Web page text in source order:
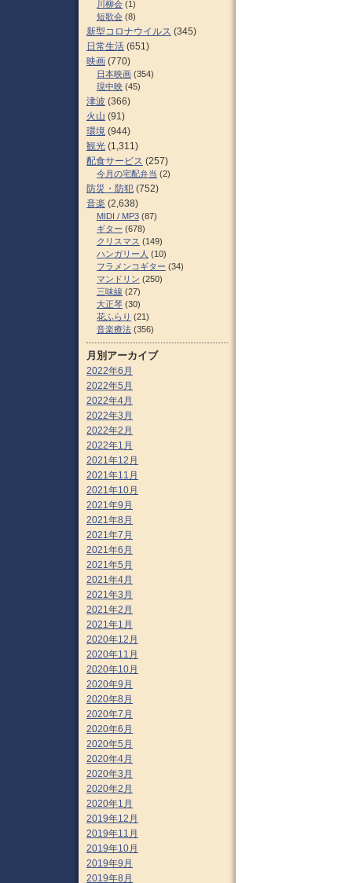
川柳会 (1)
短歌会 (8)
新型コロナウイルス (345)
日常生活 (651)
映画 (770)
日本映画 (354)
現中映 (45)
津波 (366)
火山 (91)
環境 (944)
観光 (1,311)
配食サービス (257)
今月の宅配弁当 (2)
防災・防犯 (752)
音楽 (2,638)
MIDI / MP3 (87)
ギター (678)
クリスマス (149)
ハンガリー人 (10)
フラメンコギター (34)
マンドリン (250)
三味線 (27)
大正琴 (30)
花ふらり (21)
音楽療法 (356)
月別アーカイブ
2022年6月
2022年5月
2022年4月
2022年3月
2022年2月
2022年1月
2021年12月
2021年11月
2021年10月
2021年9月
2021年8月
2021年7月
2021年6月
2021年5月
2021年4月
2021年3月
2021年2月
2021年1月
2020年12月
2020年11月
2020年10月
2020年9月
2020年8月
2020年7月
2020年6月
2020年5月
2020年4月
2020年3月
2020年2月
2020年1月
2019年12月
2019年11月
2019年10月
2019年9月
2019年8月